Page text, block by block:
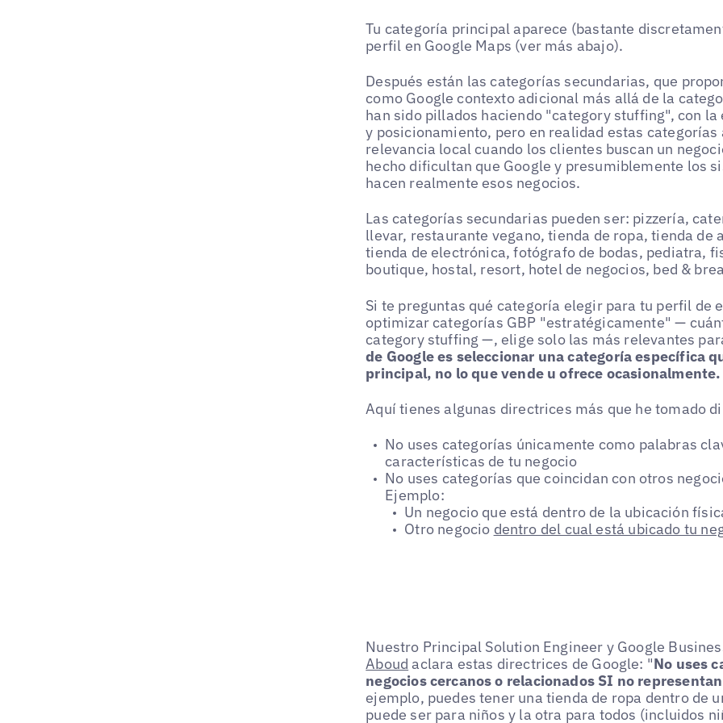
Tu categoría principal aparece (bastante
perfil en Google Maps (ver más abajo).
Después están las categorías secundarias, que
como Google contexto adicional más allá de la
han sido pillados haciendo "category stuffing", con
y posicionamiento, pero en realidad estas
relevancia local cuando los clientes buscan un
hecho dificultan que Google y presumiblemente los
hacen realmente esos negocios.
Las categorías secundarias pueden ser: pizzería,
llevar, restaurante vegano, tienda de ropa, tienda
tienda de electrónica, fotógrafo de bodas, pediatra,
boutique, hostal, resort, hotel de negocios, bed &
Si te preguntas qué categoría elegir para tu perfil de
optimizar categorías GBP "estratégicamente" —
category stuffing —, elige solo las más relevantes
de Google es seleccionar una categoría específica
principal, no lo que vende u ofrece ocasionalmente.
Aquí tienes algunas directrices más que he tomado
No uses categorías únicamente como palabras
características de tu negocio
No uses categorías que coincidan con otros
Ejemplo:
Un negocio que está dentro de la ubicación
Otro negocio dentro del cual está ubicado tu
Nuestro Principal Solution Engineer y Google
Aboud aclara estas directrices de Google: "No uses
negocios cercanos o relacionados SI no
ejemplo, puedes tener una tienda de ropa dentro de
puede ser para niños y la otra para todos (incluidos